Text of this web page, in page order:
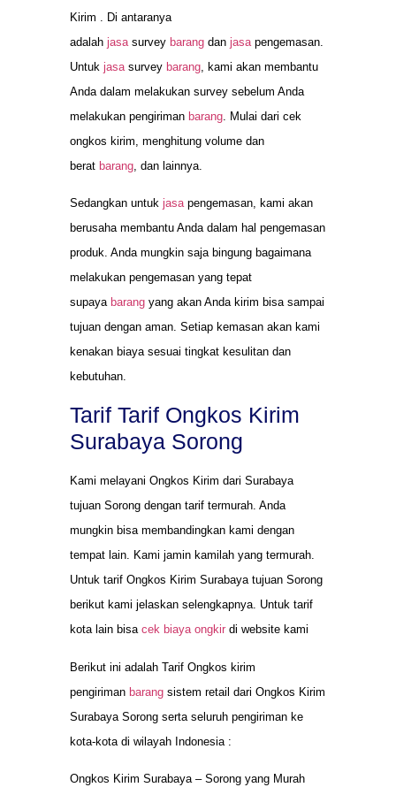
Kirim . Di antaranya
adalah jasa survey barang dan jasa pengemasan.
Untuk jasa survey barang , kami akan membantu
Anda dalam melakukan survey sebelum Anda
melakukan pengiriman barang . Mulai dari cek
ongkos kirim, menghitung volume dan
berat barang , dan lainnya.
Sedangkan untuk jasa pengemasan, kami akan
berusaha membantu Anda dalam hal pengemasan
produk. Anda mungkin saja bingung bagaimana
melakukan pengemasan yang tepat
supaya barang yang akan Anda kirim bisa sampai
tujuan dengan aman. Setiap kemasan akan kami
kenakan biaya sesuai tingkat kesulitan dan
kebutuhan.
Tarif Tarif Ongkos Kirim
Surabaya Sorong
Kami melayani Ongkos Kirim dari Surabaya
tujuan Sorong dengan tarif termurah. Anda
mungkin bisa membandingkan kami dengan
tempat lain. Kami jamin kamilah yang termurah.
Untuk tarif Ongkos Kirim Surabaya tujuan Sorong
berikut kami jelaskan selengkapnya. Untuk tarif
kota lain bisa cek biaya ongkir di website kami
Berikut ini adalah Tarif Ongkos kirim
pengiriman barang sistem retail dari Ongkos Kirim
Surabaya Sorong serta seluruh pengiriman ke
kota-kota di wilayah Indonesia :
Ongkos Kirim Surabaya – Sorong yang Murah